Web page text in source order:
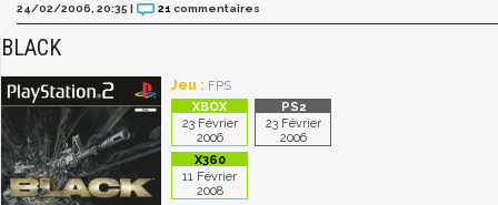
24/02/2006, 20:35 | 21 commentaires
BLACK
Jeu : FPS
23 Février
2006
23 Février
2006
11 Février
2008